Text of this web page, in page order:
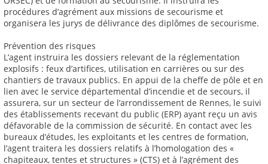
procédures d’agrément aux missions de secourisme et
organisera les jurys de délivrance des diplômes de secourisme.
Prévention des risques
L’agent instruira les dossiers relevant de la réglementation
explosifs : feux d’artifices, utilisation en carrières ou sur des
chantiers de travaux publics. En appui de la cheffe de pôle et en
lien avec le service départemental d’incendie et de secours, il
assurera, sur un secteur de l’arrondissement de Rennes, le suivi
des établissements recevant du public (ERP) ayant reçu un avis
défavorable de la commission de sécurité. En contact avec les
bureaux d’études, les exploitants et les centres de formation,
l’agent traitera les dossiers relatifs à l’homologation des «
chapiteaux, tentes et structures » (CTS) et à l’agrément des